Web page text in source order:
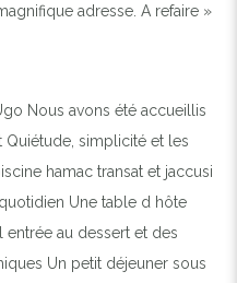
adresse. A refaire »
Nous avons été accueillis
simplicité et les
hamac transat et jaccusi
Une table d hôte
au dessert et des
Un petit déjeuner sous